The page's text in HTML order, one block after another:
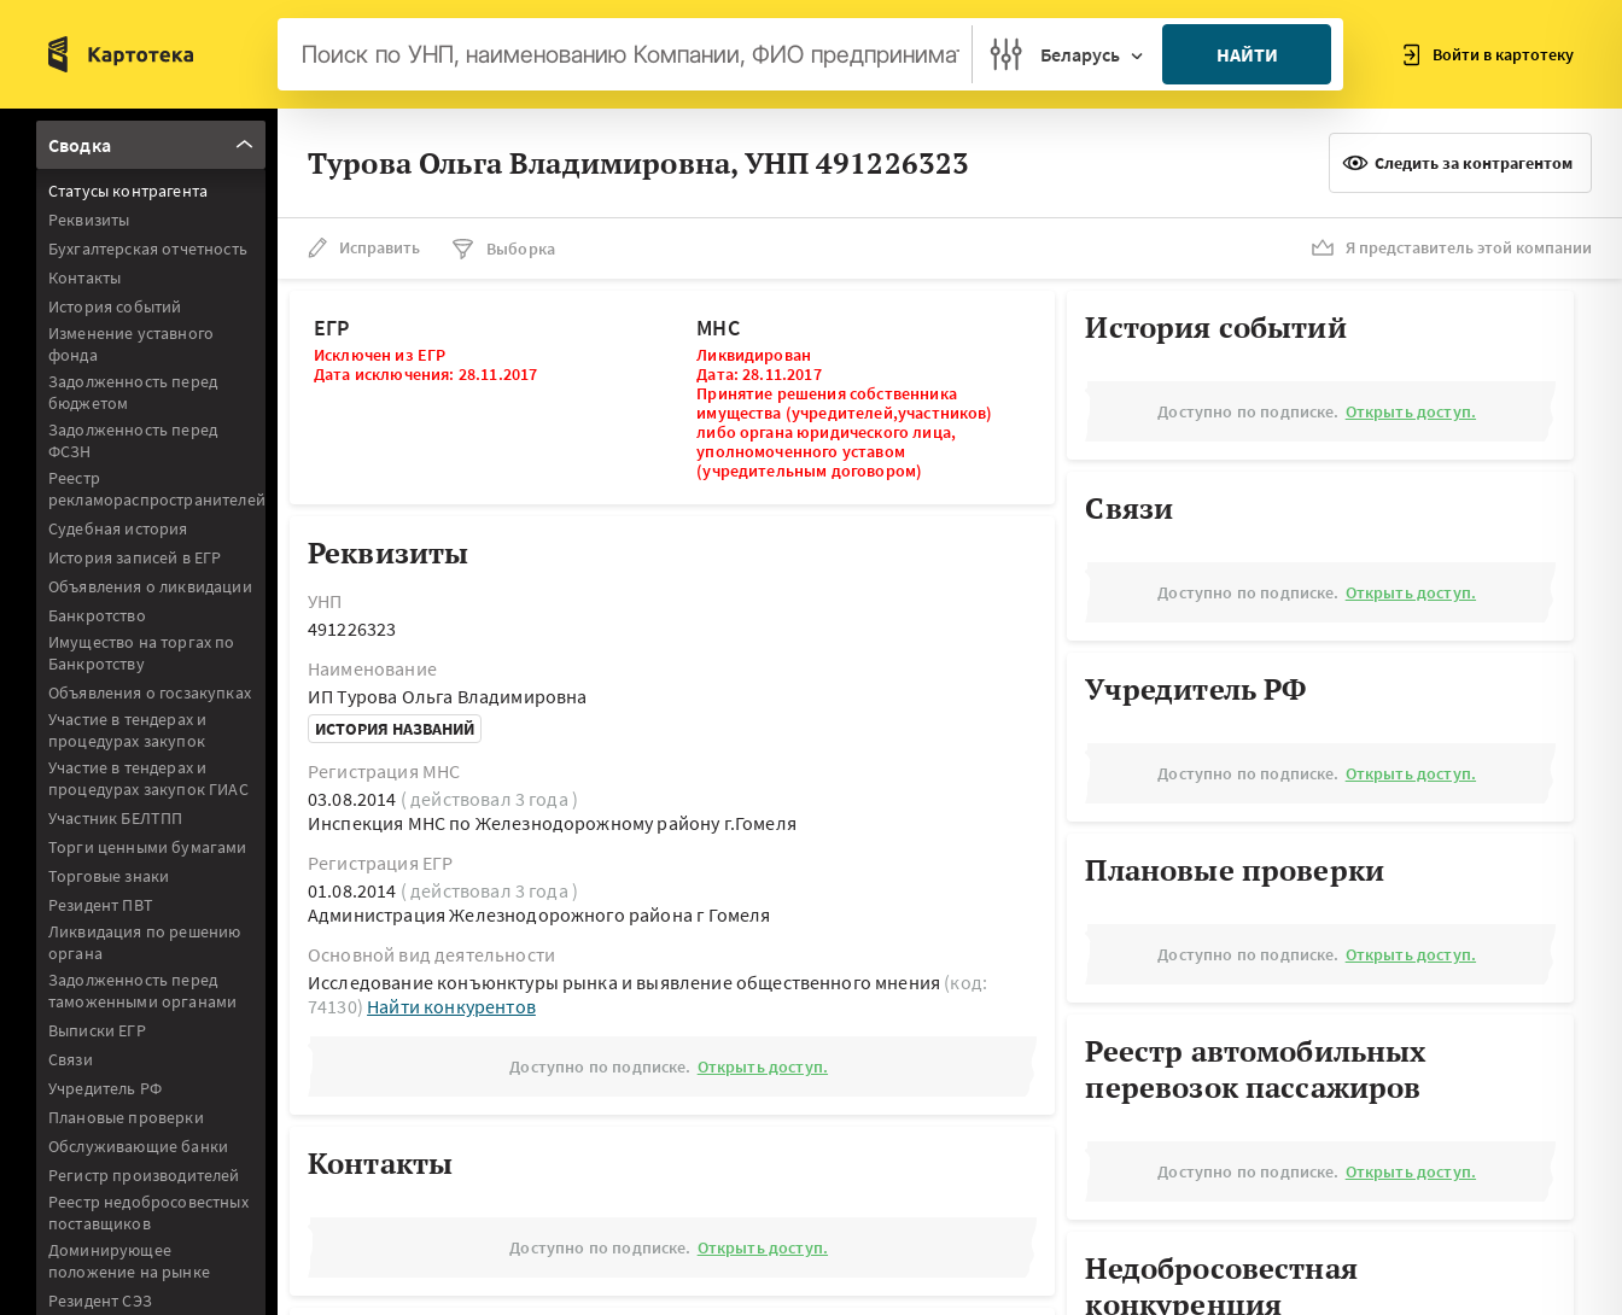
Беларусь
Австрия
Британия Бельгия
Люксембург
Финляндия
НАЙТИ Войти в картотеку
Сводка
Статусы контрагента
Реквизиты
Бухгалтерская отчетность
Контакты
История событий
Изменение уставного
фонда
Задолженность перед
бюджетом
Задолженность перед
ФСЗН
Реестр
рекламораспространителей
Судебная история
История записей в ЕГР
Объявления о ликвидации
Банкротство
Имущество на торгах по
Банкротству
Объявления о госзакупках
Участие в тендерах и
процедурах закупок
Участие в тендерах и
процедурах закупок ГИАС
Участник БЕЛТПП
Торги ценными бумагами
Торговые знаки
Резидент ПВТ
Ликвидация по решению
органа
Задолженность перед
таможенными органами
Выписки ЕГР
Связи
Учредитель РФ
Плановые проверки
Обслуживающие банки
Регистр производителей
Реестр недобросовестных
поставщиков
Доминирующее
положение на рынке
Резидент СЭЗ
Турова Ольга Владимировна, УНП 491226323 Следить за контрагентом
Исправить Выборка Я представитель этой компании
ЕГР
Исключен из ЕГР
Дата исключения: 28.11.2017
МНС
Ликвидирован
Дата: 28.11.2017
Принятие решения собственника
имущества (учредителей,участников)
либо органа юридического лица,
уполномоченного уставом
(учредительным договором)
Реквизиты
УНП
491226323
Наименование
ИП Турова Ольга Владимировна
ИСТОРИЯ НАЗВАНИЙ
Регистрация МНС
03.08.2014 ( действовал 3 года )
Инспекция МНС по Железнодорожному району г.Гомеля
Регистрация ЕГР
01.08.2014 ( действовал 3 года )
Администрация Железнодорожного района г Гомеля
Основной вид деятельности
Исследование конъюнктуры рынка и выявление общественного мнения (код:
74130) Найти конкурентов
Доступно по подписке. Открыть доступ.
Контакты
Доступно по подписке. Открыть доступ.
История событий
Доступно по подписке. Открыть доступ.
Связи
Доступно по подписке. Открыть доступ.
Учредитель РФ
Доступно по подписке. Открыть доступ.
Плановые проверки
Доступно по подписке. Открыть доступ.
Реестр автомобильных
перевозок пассажиров
Доступно по подписке. Открыть доступ.
Недобросовестная
конкуренция